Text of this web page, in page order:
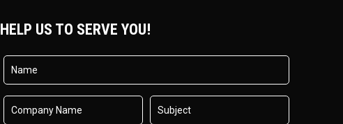
HELP US TO SERVE YOU!